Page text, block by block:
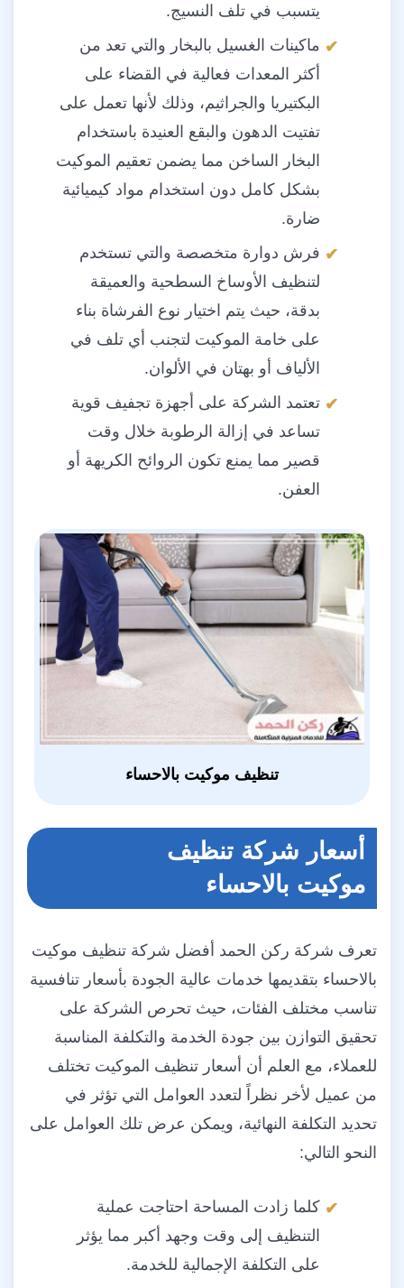
يتسبب في تلف النسيج.
ماكينات الغسيل بالبخار والتي تعد من
أكثر المعدات فعالية في القضاء على
البكتيريا والجراثيم، وذلك لأنها تعمل على
تفتيت الدهون والبقع العنيدة باستخدام
البخار الساخن مما يضمن تعقيم الموكيت
بشكل كامل دون استخدام مواد كيميائية
ضارة.
فرش دوارة متخصصة والتي تستخدم
لتنظيف الأوساخ السطحية والعميقة
بدقة، حيث يتم اختيار نوع الفرشاة بناء
على خامة الموكيت لتجنب أي تلف في
الألياف أو بهتان في الألوان.
تعتمد الشركة على أجهزة تجفيف قوية
تساعد في إزالة الرطوبة خلال وقت
قصير مما يمنع تكون الروائح الكريهة أو
العفن.
تنظيف موكيت بالاحساء
أسعار شركة تنظيف
موكيت بالاحساء
تعرف شركة ركن الحمد أفضل شركة تنظيف موكيت
بالاحساء بتقديمها خدمات عالية الجودة بأسعار تنافسية
تناسب مختلف الفئات، حيث تحرص الشركة على
تحقيق التوازن بين جودة الخدمة والتكلفة المناسبة
للعملاء، مع العلم أن أسعار تنظيف الموكيت تختلف
من عميل لأخر نظراً لتعدد العوامل التي تؤثر في
تحديد التكلفة النهائية، ويمكن عرض تلك العوامل على
النحو التالي:
كلما زادت المساحة احتاجت عملية
التنظيف إلى وقت وجهد أكبر مما يؤثر
على التكلفة الإجمالية للخدمة.